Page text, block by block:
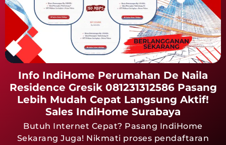
Info IndiHome Perumahan De Naila
Residence Gresik 081231312586 Pasang
Lebih Mudah Cepat Langsung Aktif!
Sales IndiHome Surabaya
Butuh Internet Cepat? Pasang IndiHome
Sekarang Juga! Nikmati proses pendaftaran